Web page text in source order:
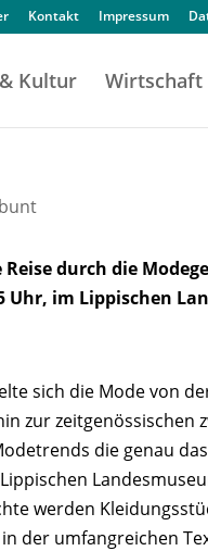
Kontakt Impressum
Kultur Wirtschaft
durch die
Uhr, im Lippischen
sich die Mode von
zur zeitgenössischen
die genau
werden
der umfangreichen